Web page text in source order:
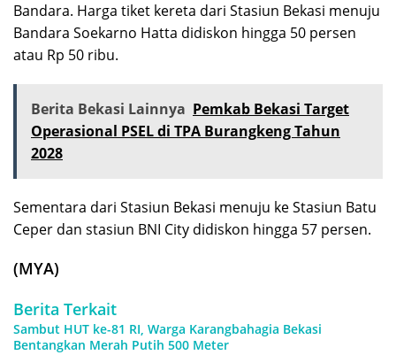
Bandara. Harga tiket kereta dari Stasiun Bekasi menuju
Bandara Soekarno Hatta didiskon hingga 50 persen
atau Rp 50 ribu.
Berita Bekasi Lainnya Pemkab Bekasi Target
Operasional PSEL di TPA Burangkeng Tahun
2028
Sementara dari Stasiun Bekasi menuju ke Stasiun Batu
Ceper dan stasiun BNI City didiskon hingga 57 persen.
(MYA)
Berita Terkait
Sambut HUT ke-81 RI, Warga Karangbahagia Bekasi
Bentangkan Merah Putih 500 Meter